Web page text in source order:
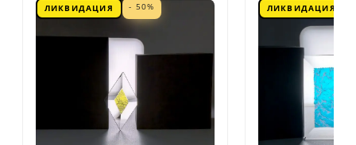
ЛИКВИДАЦИЯ - 50% ЛИКВИДАЦИЯ